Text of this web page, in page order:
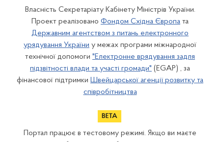
Власність Секретаріату Кабінету Міністрів України.
Проект реалізовано Фондом Східна Європа та
Державним агентством з питань електронного
урядування України у межах програми міжнародної
технічної допомоги "Електронне врядування задля
підзвітності влади та участі громади" (EGAP) , за
фінансової підтримки Швейцарської агенції розвитку та
співробітництва
Портал працює в тестовому режимі. Якщо ви маєте